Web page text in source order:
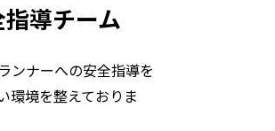
導チーム
ンナーへの安全指導を
環境を整えておりま